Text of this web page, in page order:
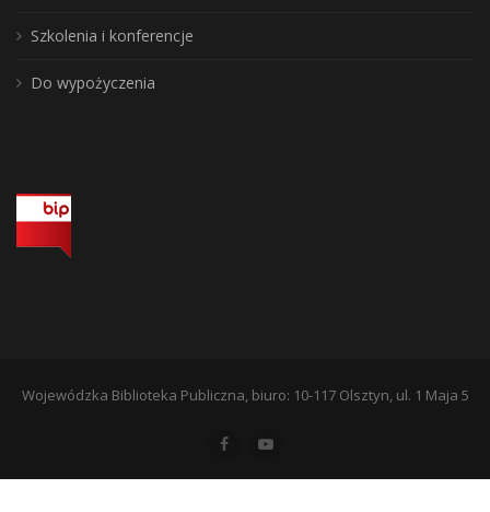
Szkolenia i konferencje
Do wypożyczenia
Wojewódzka Biblioteka Publiczna, biuro: 10-117 Olsztyn, ul. 1 Maja 5